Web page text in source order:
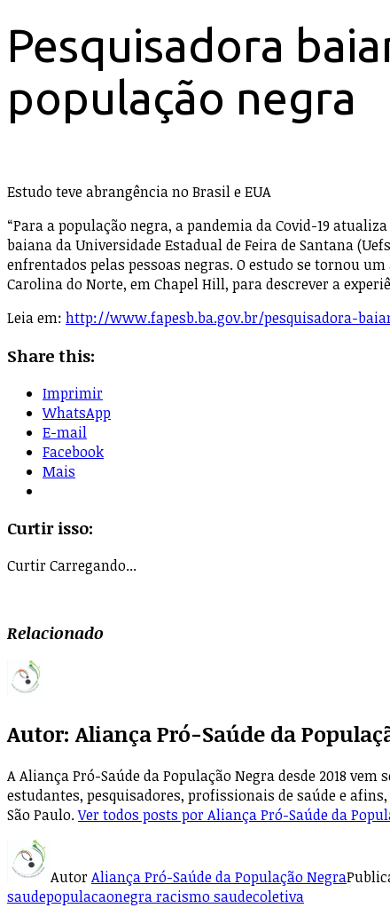
Pesquisadora
população negra
Estudo teve abrangência no Brasil e EUA
“Para a população negra, a pandemia da Covid-19
baiana da Universidade Estadual de Feira de Santana
enfrentados pelas pessoas negras. O estudo se tornou
Carolina do Norte, em Chapel Hill, para descrever a
Leia em: http://www.fapesb.ba.gov.br/pesquisadora-
Share this:
Imprimir
WhatsApp
E-mail
Facebook
Mais
Curtir isso:
CurtirCarregando...
Relacionado
Autor: Aliança Pró-Saúde da
A Aliança Pró-Saúde da População Negra desde 2018
estudantes, pesquisadores, profissionais de saúde e
São Paulo.Ver todos posts por Aliança Pró-Saúde da
AutorAliança Pró-Saúde da População Negra
saudepopulacaonegra racismo saudecoletiva